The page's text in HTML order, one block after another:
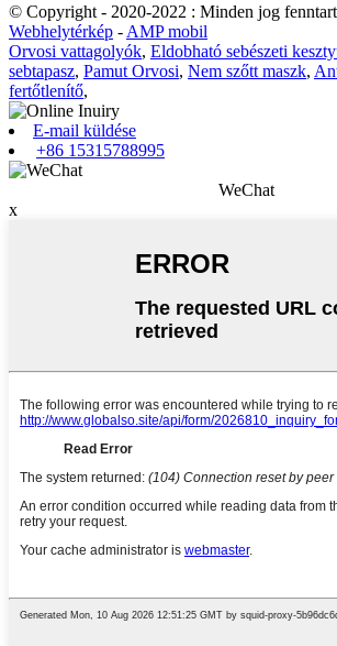
© Copyright - 2020-2022 : Minden jog
Webhelytérkép - AMP mobil
Orvosi vattagolyók, Eldobható sebészeti
sebtapasz, Pamut Orvosi, Nem szőtt maszk,
fertőtlenítő,
E-mail küldése
+86 15315788995
WeChat
x